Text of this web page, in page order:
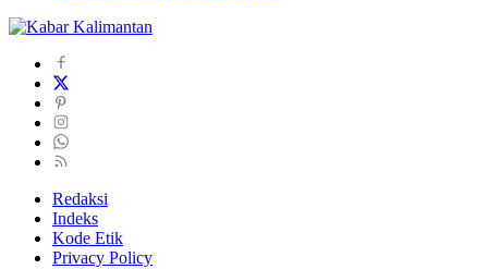
Redaksi
Indeks
Kode Etik
Privacy Policy